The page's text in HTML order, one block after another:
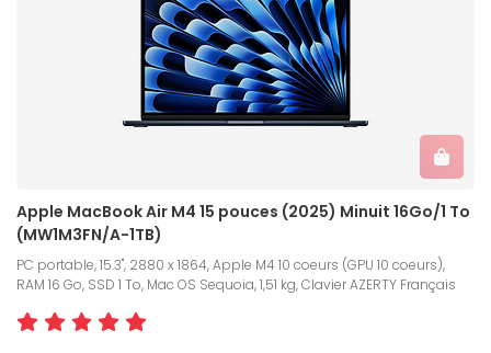
Apple MacBook Air M4 15 pouces (2025) Minuit 16Go/1 To
(MW1M3FN/A-1TB)
PC portable, 15.3", 2880 x 1864, Apple M4 10 coeurs (GPU 10 coeurs),
RAM 16 Go, SSD 1 To, Mac OS Sequoia, 1,51 kg, Clavier AZERTY Français